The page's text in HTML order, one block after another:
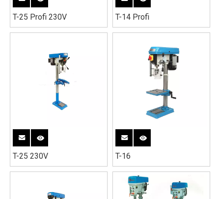
T-25 Profi 230V T-14 Profi
T-25 230V T-16